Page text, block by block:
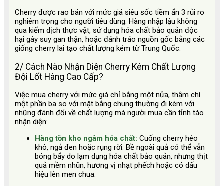
Cherry được rao bán với mức giá siêu sốc tiềm ẩn 3 rủi ro
nghiêm trọng cho người tiêu dùng: Hàng nhập lậu không
qua kiểm dịch thực vật, sử dụng hóa chất bảo quản độc
hại gây suy gan thận, hoặc đánh tráo nguồn gốc bằng các
giống cherry lai tạo chất lượng kém từ Trung Quốc.
2/ Cách Nào Nhận Diện Cherry Kém Chất Lượng
Đội Lốt Hàng Cao Cấp?
Việc mua cherry với mức giá chỉ bằng một nửa, thậm chí
một phần ba so với mặt bằng chung thường đi kèm với
những đánh đổi về chất lượng mà người mua cần tỉnh táo
nhận diện:
Hàng tồn kho ngâm hóa chất: Cuống cherry héo
khô, ngả đen hoặc rụng rời. Bề ngoài quả có thể vẫn
bóng bẩy do lạm dụng hóa chất bảo quản, nhưng thịt
quả mềm nhũn, hương vị nhạt phếch hoặc có dấu
hiệu lên men chua.